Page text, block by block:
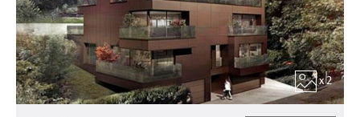
x 2